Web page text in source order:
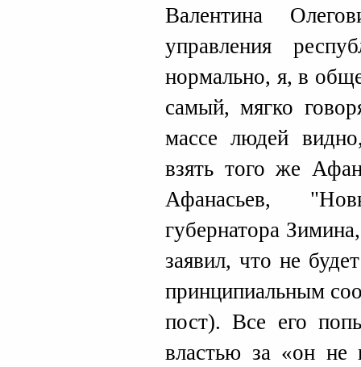
Валентина
управления
нормально, я, в
самый, мягко
массе людей
взять того же
Афанасьев,
губернатора
заявил, что не
принципиальным
пост). Все его
властью за «он не